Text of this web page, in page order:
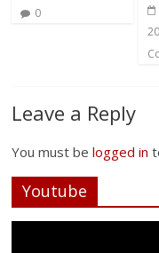
0
Leave a Reply
You must belogged in
Youtube